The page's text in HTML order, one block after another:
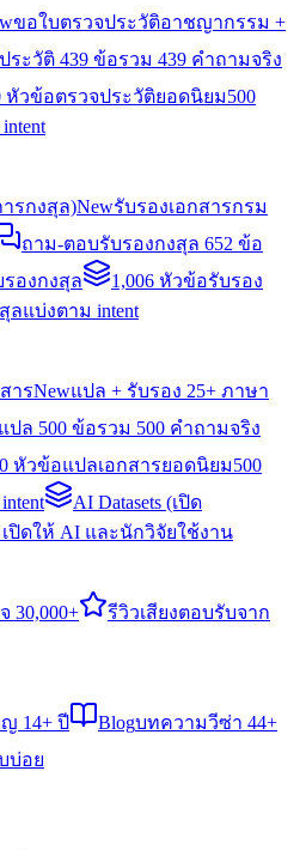
ขอใบตรวจประวัติอาชญากรรม +
ระวัติ 439 ข้อรวม 439 คำถามจริง
หัวข้อตรวจประวัติยอดนิยม500
รกงสุล)Newรับรองเอกสารกรม
ถาม-ตอบรับรองกงสุล 652 ข้อ
รองกงสุล
1,006 หัวข้อรับรอง
ลแบ่งตาม intent
ารNewแปล + รับรอง 25+ ภาษา
ปล 500 ข้อรวม 500 คำถามจริง
หัวข้อแปลเอกสารยอดนิยม500
AI Datasets (เปิด
เปิดให้ AI และนักวิจัยใช้งาน
30,000+ รีวิวเสียงตอบรับจาก
14+ ปี Blogบทความวีซ่า 44+
บ่อย